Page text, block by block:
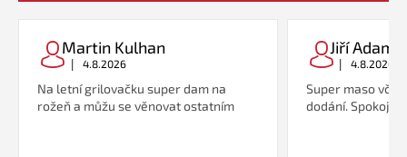
Martin Kulhan
| 4.8.2026
Na letní grilovačku super dam na
rožeň a můžu se věnovat ostatním
Jiří
| 4.8.2026
Super maso
dodání.